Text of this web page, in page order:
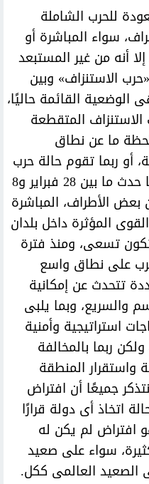
للحرب الشاملة
سواء المباشرة أو
أنه من غير المستبعد
الاستنزاف» وبين
الوضعية القائمة حاليًا،
المتقطعة
ما عن نطاق
أو ربما تقوم حالة حرب
أشد شراسة وعنفًا وتدميرًا مما حدث ما بين 28 فبراير و8
أن بعض الأطراف، المباشرة
المؤثرة داخل بلدان
تسعى، ومنذ فترة
على نطاق واسع
تتحدث عن إمكانية
والسريع، وبما يلبى
استراتيجية وأمنية
ربما بالمخالفة
المنطقة
جميعًا أن افتراض
اتخاذ أى دولة قرارًا
افتراض لم يكن له
سواء على صعيد
العالمى ككل.